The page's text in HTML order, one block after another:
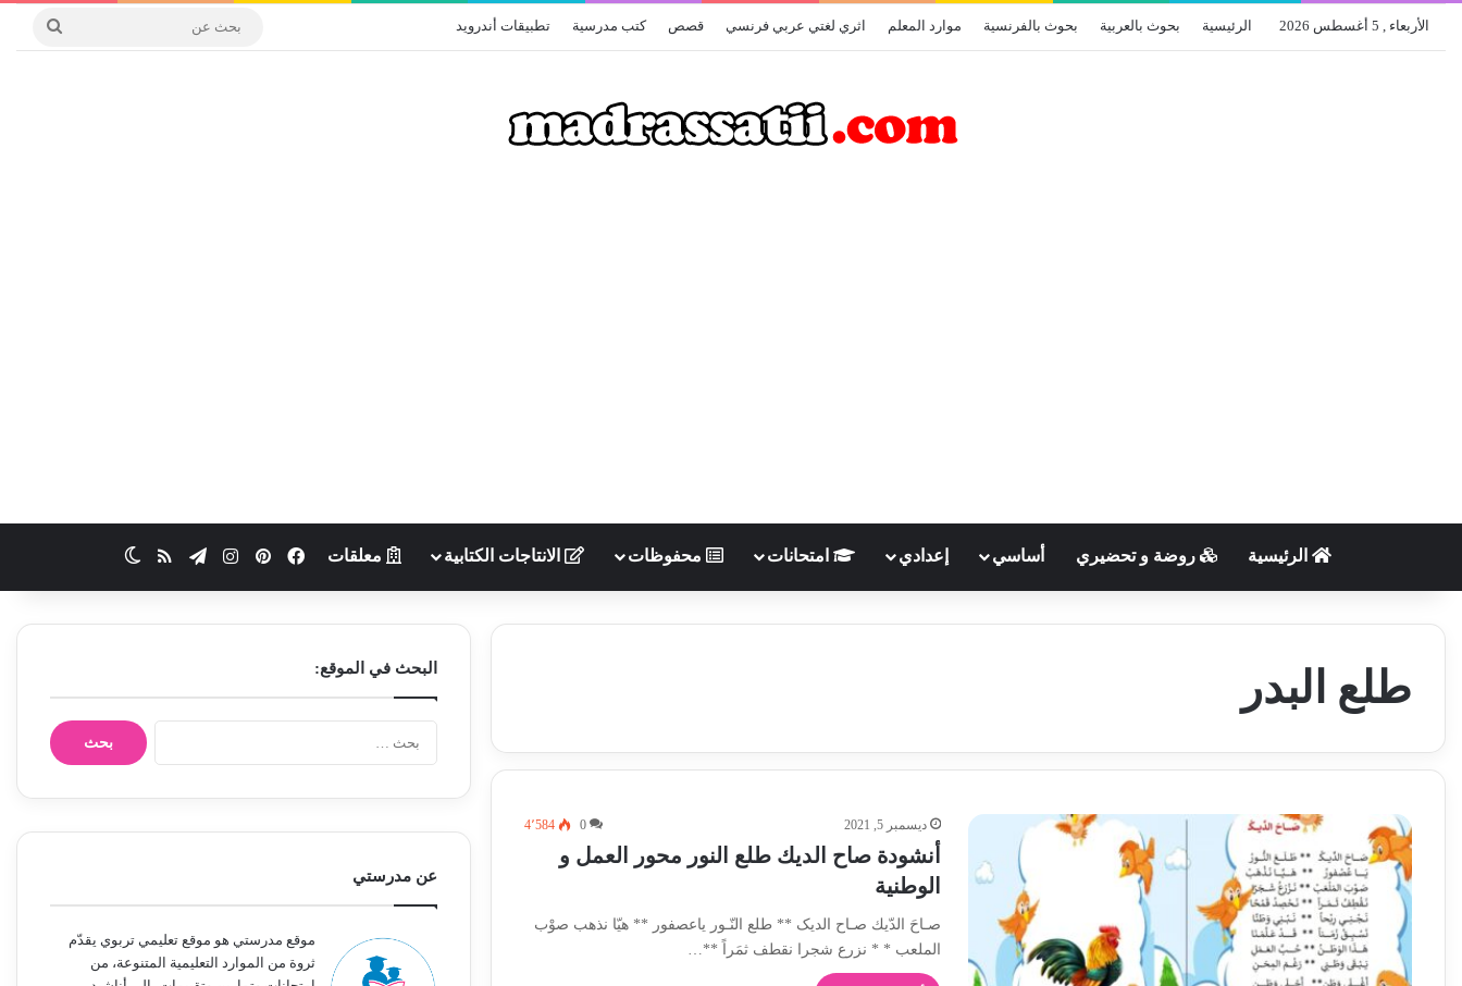
الأربعاء , 5 أغسطس 2026 الرئيسية بحوث بالعربية بحوث بالفرنسية موارد المعلم اثري لغتي عربي فرنسي قصص كتب مدرسية تطبيقات أندرويد
الرئيسية روضة و تحضيري أساسي إعدادي امتحانات محفوظات الانتاجات الكتابية معلقات فيسبوكبينتيريستانستقرامتيلقرامملخص الموقع RSS
طلع البدر
ديسمبر 5, 2021 0 4٬584
أنشودة صاح الديك طلع النور محور العمل و
الوطنية
صـاحَ الدّيك صـاح الدیک ** طلع النّـور ياعصفور ** هيّا نذهب صوْب
الملعب * * نزرع شجرا نقطف ثمَراً **…
البحث في الموقع:
ح
عن مدرستي
موقع مدرستي هو موقع تعليمي تربوي يقدّم
ثروة من الموارد التعليمية المتنوعة، من